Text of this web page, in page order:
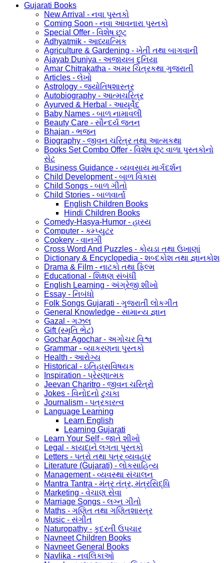
Gujarati Books
New Arrival - નવા પુસ્તકો
Coming Soon - નવા આવનારા પુસ્તકો
Special Offer - વિશેષ છૂટ
Adhyatmik - આધ્યાત્મિક
Agriculture & Gardening - ખેતી તથા બાગવાની
Ajayab Duniya - અજાયબ દુનિયા
Amar Chitrakatha - અમર ચિત્રકથા ગુજરાતી
Articles - લેખો
Astrology - જ્યોતિષશાસ્ત્ર
Autobiography - આત્મચરિત્ર
Ayurved & Herbal - આયૂર્વેદ
Baby Names - બાળ નામાવલી
Beauty Care - સૌન્દર્ય જતન
Bhajan - ભજન
Biography - જીવન ચરિત્ર તથા આત્મકથા
Books Set Combo Offer - વિશેષ છૂટ વાળા પુસ્તકોનો
સેટ
Business Guidance - વ્યવસાય માર્ગદર્શન
Child Development - બાળ વિકાસ
Child Songs - બાળ ગીતો
Child Stories - બાળવાર્તા
English Children Books
Hindi Children Books
Comedy-Hasya-Humor - હાસ્ય
Computer - કમ્પ્યુટર
Cookery - વાનગી
Cross Word And Puzzles - કોયડા તથા ઉખાણાં
Dictionary & Encyclopedia - શબ્દકોશ તથા જ્ઞાનકોશ
Drama & Film - નાટકો તથા ફિલ્મ
Educational - શિક્ષણ સંબંધી
English Learning - અંગ્રેજી શીખો
Essay - નિબંધો
Folk Songs Gujarati - ગુજરાતી લોકગીત
General Knowledge - સામાન્ય જ્ઞાન
Gazal - ગઝલ
Gift (સ્મૃતિ ભેટ)
Gochar Agochar - અગોચર વિશ્વ
Grammar - વ્યાકરણના પુસ્તકો
Health - આરોગ્ય
Historical - ઇતિહાસવિષયક
Inspiration - પ્રેરણાત્મક
Jeevan Charitro - જીવન ચરિત્રો
Jokes - વિનોદનો ટુચકા
Journalism - પત્રકારત્વ
Language Learning
Learn English
Learning Gujarati
Learn Your Self - જાતે શીખો
Legal - કાયદાને લગતા પુસ્તકો
Letters - પત્રો તથા પત્ર વ્યવહાર
Literature (Gujarati) - લોકસાહિત્ય
Management - વ્યવસ્થા સંચાલન
Mantra Tantra - મંત્ર તંત્ર, મંત્રસિદ્ધિ
Marketing - વેચાણ સેવા
Marriage Songs - લગ્ન ગીતો
Maths - ગણિત તથા ગણિતશાસ્ત્ર
Music - સંગીત
Naturopathy - કુદરતી ઉપચાર
Navneet Children Books
Navneet General Books
Navlika - નવલિકાઓ